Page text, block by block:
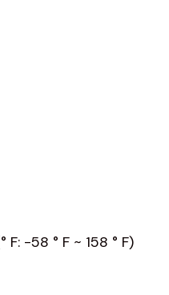
F: -58 ° F ~ 158 ° F)